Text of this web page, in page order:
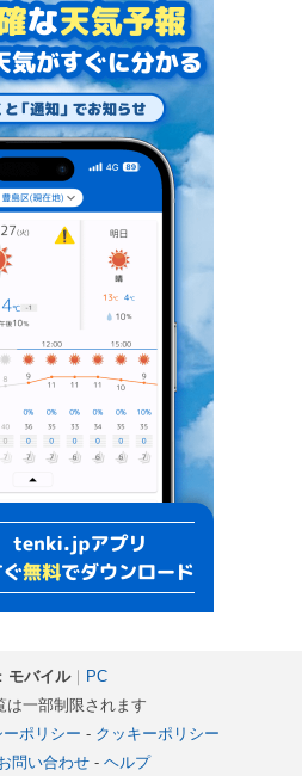
モバイル｜ PC
一部制限されます
ポリシー - クッキーポリシー
問い合わせ- ヘルプ